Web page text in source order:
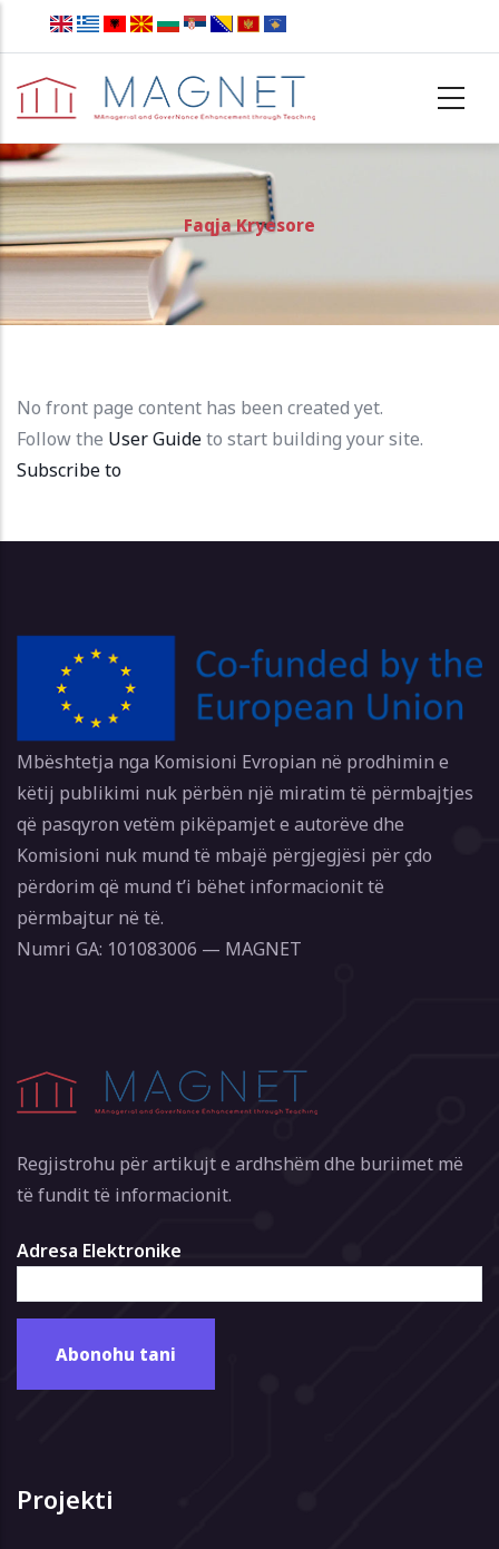
Skip to main content
Faqja Kryesore
No front page content has been created yet.
Follow the User Guideto start building your site.
Subscribe to
Mbështetja nga Komisioni Evropian në prodhimin e
këtij publikimi nuk përbën një miratim të përmbajtjes
që pasqyron vetëm pikëpamjet e autorëve dhe
Komisioni nuk mund të mbajë përgjegjësi për çdo
përdorim që mund t’i bëhet informacionit të
përmbajtur në të.
Numri GA: 101083006 — MAGNET
Regjistrohu për artikujt e ardhshëm dhe buriimet më
të fundit të informacionit.
Adresa Elektronike
Projekti